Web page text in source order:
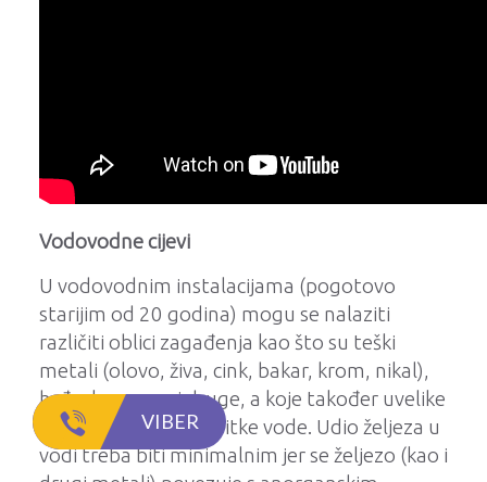
Vodovodne cijevi
U vodovodnim instalacijama (pogotovo
starijim od 20 godina) mogu se nalaziti
različiti oblici zagađenja kao što su teški
metali (olovo, živa, cink, bakar, krom, nikal),
hrđa, kamenac i druge, a koje također uvelike
utječu na kvalitetu pitke vode. Udio željeza u
vodi treba biti minimalnim jer se željezo (kao i
VIBER